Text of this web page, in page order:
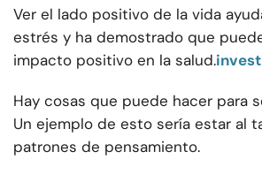
Ver el lado positivo de la vida
estrés y ha demostrado que
impacto positivo en la salud.
Hay cosas que puede hacer para
Un ejemplo de esto sería estar al
patrones de pensamiento.